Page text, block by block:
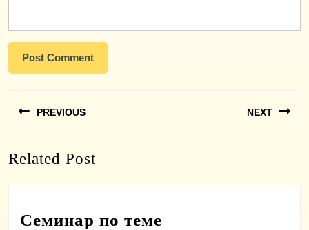
по
PREVIOUS
post:
NEXT
Related Post
Семинар по теме